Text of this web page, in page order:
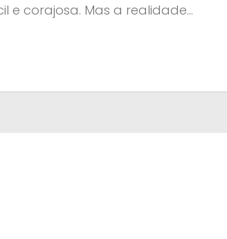
e corajosa. Mas a realidade...